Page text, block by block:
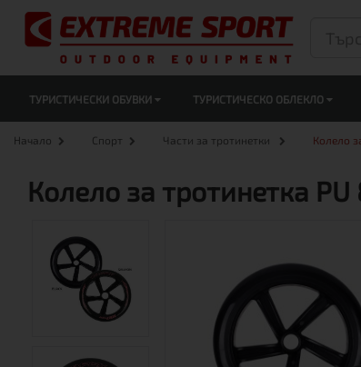
ТУРИСТИЧЕСКИ ОБУВКИ ТУРИСТИЧЕСКО ОБЛЕКЛО
Начало Спорт Части за тротинетки Колело
Колело за тротинетка PU